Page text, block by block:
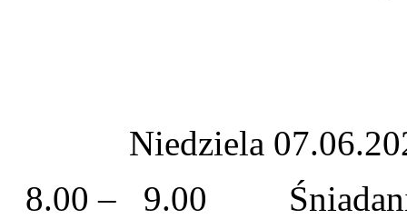
Niedziela
8.00 – 9.00